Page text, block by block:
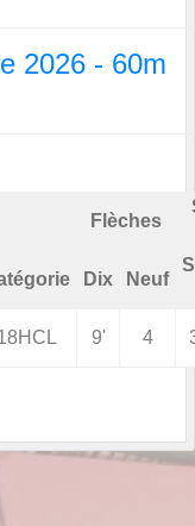
2026 - 60m
Flèches
Dix Neuf
9' 4